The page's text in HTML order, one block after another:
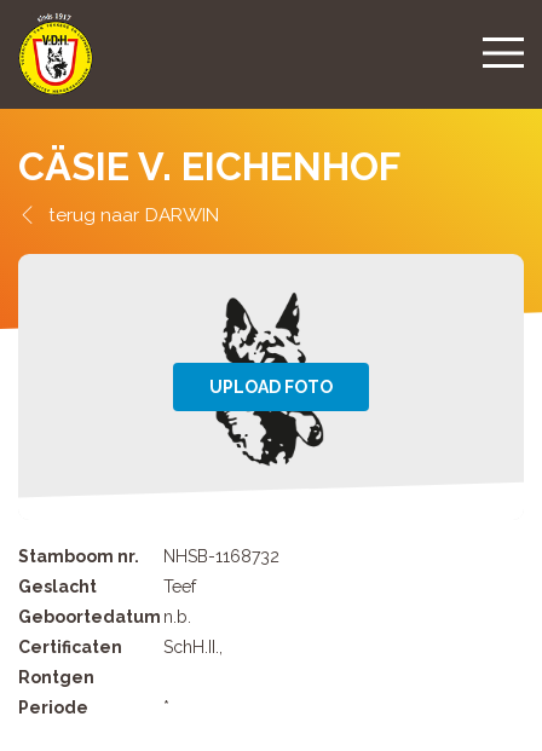
CÄSIE V. EICHENHOF
DARWIN
Stamboom nr.
NHSB-1168732
Geslacht
Teef
Geboortedatum n.b.
Certificaten
SchH.II.,
Rontgen
Periode
*